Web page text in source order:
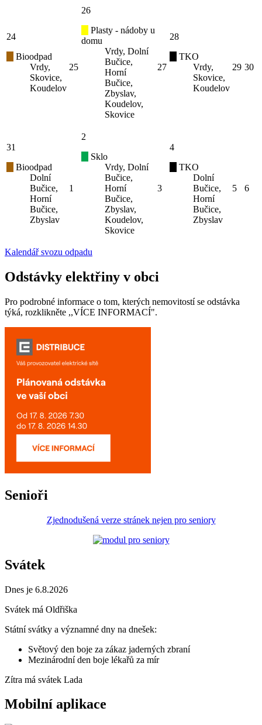
24
Bioodpad
Vrdy,
Skovice,
Koudelov
25
26
Plasty - nádoby u
domu
Vrdy, Dolní
Bučice,
Horní
Bučice,
Zbyslav,
Koudelov,
Skovice
27
28
TKO
Vrdy,
Skovice,
Koudelov
29 30
31
Bioodpad
Dolní
Bučice,
Horní
Bučice,
Zbyslav
1
2
Sklo
Vrdy, Dolní
Bučice,
Horní
Bučice,
Zbyslav,
Koudelov,
Skovice
3
4
TKO
Dolní
Bučice,
Horní
Bučice,
Zbyslav
5 6
Kalendář svozu odpadu
Odstávky elektřiny v obci
Pro podrobné informace o tom, kterých nemovitostí se odstávka
týká, rozklikněte ,,VÍCE INFORMACÍ".
Senioři
Zjednodušená verze stránek nejen pro seniory
Svátek
Dnes je 6.8.2026
Svátek má Oldřiška
Státní svátky a významné dny na dnešek:
Světový den boje za zákaz jaderných zbraní
Mezinárodní den boje lékařů za mír
Zítra má svátek Lada
Mobilní aplikace